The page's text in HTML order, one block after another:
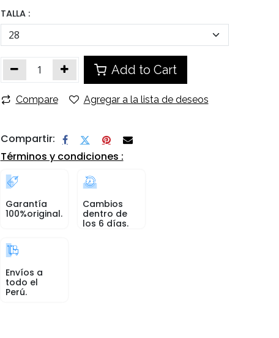
TALLA :
Add to Cart
Compare Agregar a la lista de deseos
Compartir:
Términos y condiciones :
Garantía
100%original.
Cambios
dentro de
los 6 días.
Envíos a
todo el
Perú.